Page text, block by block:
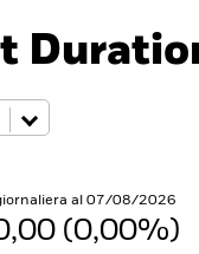
al 07/08/2026
(0,00%)